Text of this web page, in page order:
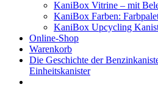
KaniBox Vitrine – mit
KaniBox Farben:
KaniBox Upcycling
Online-Shop
Warenkorb
Die Geschichte der
Einheitskanister